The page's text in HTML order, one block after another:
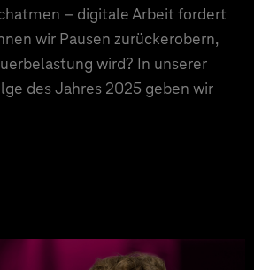
– digitale Arbeit fordert
wir Pausen zurückerobern,
wird? In unserer
des Jahres 2025 geben wir